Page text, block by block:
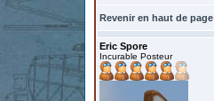
Revenir en haut de page
Eric Spore
Incurable Posteur